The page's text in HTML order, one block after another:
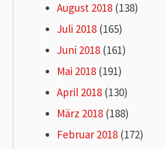
August 2018 (138)
Juli 2018 (165)
Juni 2018 (161)
Mai 2018 (191)
April 2018 (130)
März 2018 (188)
Februar 2018 (172)